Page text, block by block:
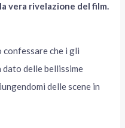
vera rivelazione del film.
confessare che i gli
dato delle bellissime
delle scene in